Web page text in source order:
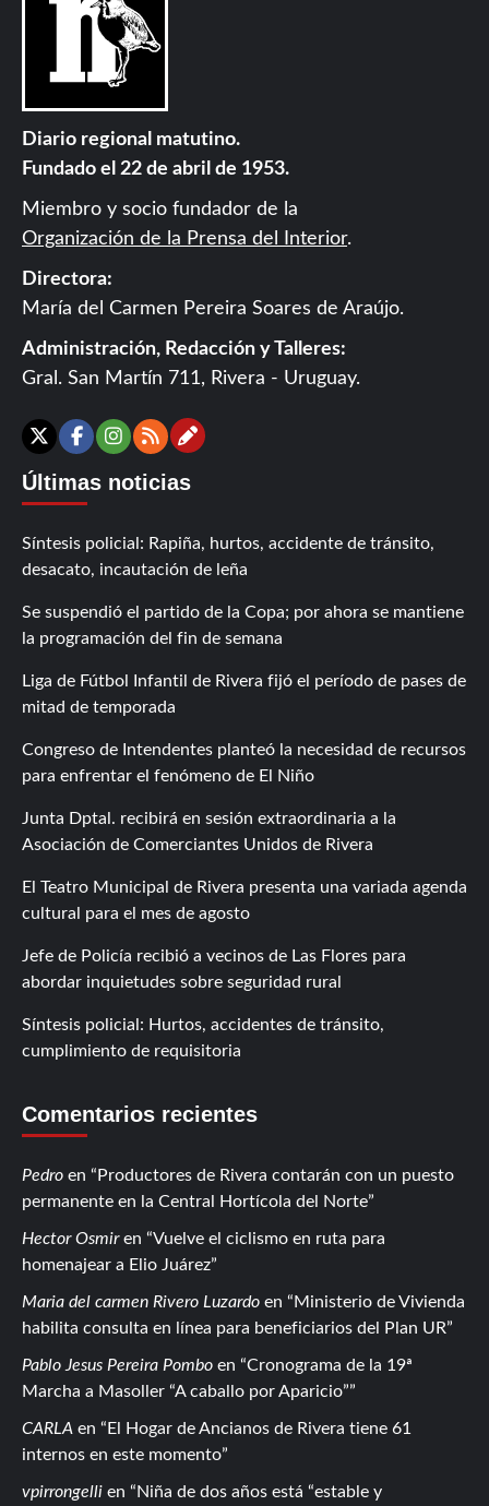
Diario regional matutino.
Fundado el 22 de abril de 1953.
Miembro y socio fundador de la
Organización de la Prensa del Interior.
Directora:
María del Carmen Pereira Soares de Araújo.
Administración, Redacción y Talleres:
Gral. San Martín 711, Rivera - Uruguay.
X Facebook
Instagram
RSSContáctanos
Últimas noticias
Síntesis policial: Rapiña, hurtos, accidente de tránsito,
desacato, incautación de leña
Se suspendió el partido de la Copa; por ahora se mantiene
la programación del fin de semana
Liga de Fútbol Infantil de Rivera fijó el período de pases de
mitad de temporada
Congreso de Intendentes planteó la necesidad de recursos
para enfrentar el fenómeno de El Niño
Junta Dptal. recibirá en sesión extraordinaria a la
Asociación de Comerciantes Unidos de Rivera
El Teatro Municipal de Rivera presenta una variada agenda
cultural para el mes de agosto
Jefe de Policía recibió a vecinos de Las Flores para
abordar inquietudes sobre seguridad rural
Síntesis policial: Hurtos, accidentes de tránsito,
cumplimiento de requisitoria
Comentarios recientes
Pedro en
Productores de Rivera contarán con un puesto
permanente en la Central Hortícola del Norte
Hector Osmiren
Vuelve el ciclismo en ruta para
homenajear a Elio Juárez
Maria del carmen Rivero Luzardo en
Ministerio de Vivienda
habilita consulta en línea para beneficiarios del Plan UR
Pablo Jesus Pereira Pombo en
Cronograma de la 19ª
Marcha a Masoller “A caballo por Aparicio”
CARLA en
El Hogar de Ancianos de Rivera tiene 61
internos en este momento
vpirrongelli en Niña de dos años está “estable y